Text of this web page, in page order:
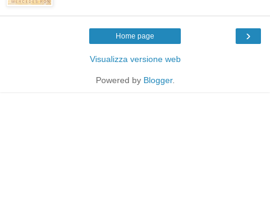
›
Home page
Visualizza versione web
Powered by Blogger.